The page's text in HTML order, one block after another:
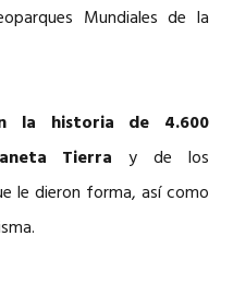
Mundiales de la
la historia de 4.600
Tierra y de los
le dieron forma, así como